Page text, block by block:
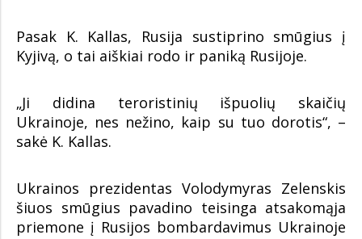
Pasak K. Kallas, Rusija sustiprino smūgius į
Kyjivą, o tai aiškiai rodo ir paniką Rusijoje.
„Ji didina teroristinių išpuolių skaičių
Ukrainoje, nes nežino, kaip su tuo dorotis“, –
sakė K. Kallas.
Ukrainos prezidentas Volodymyras Zelenskis
šiuos smūgius pavadino teisinga atsakomąja
priemone į Rusijos bombardavimus Ukrainoje